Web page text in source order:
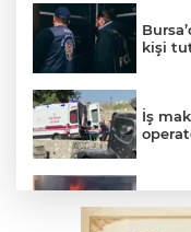
kişi
İş